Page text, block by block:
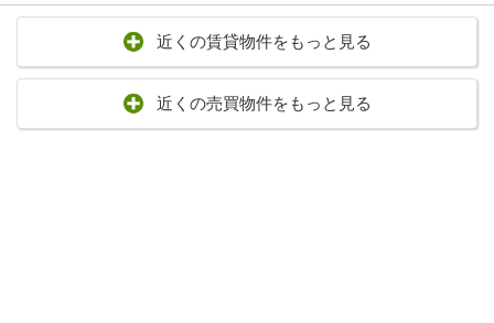
近くの賃貸物件をもっと見る
近くの売買物件をもっと見る